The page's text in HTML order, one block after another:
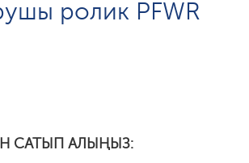
ролик PFWR
САТЫП АЛЫҢЫЗ: